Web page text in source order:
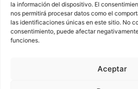
la información del dispositivo. El
nos permitirá procesar datos como el
las identificaciones únicas en este sitio. No
consentimiento, puede afectar
funciones.
Aceptar
VIDEOCONFERENCIAS